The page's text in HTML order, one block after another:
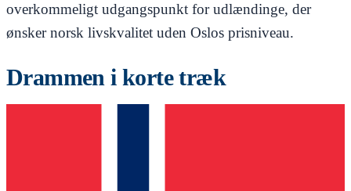
overkommeligt udgangspunkt for udlændinge, der
ønsker norsk livskvalitet uden Oslos prisniveau.
Drammen i korte træk